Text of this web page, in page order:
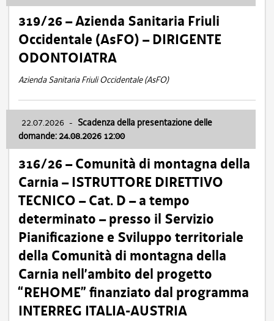
319/26 – Azienda Sanitaria Friuli
Occidentale (AsFO) – DIRIGENTE
ODONTOIATRA
Azienda Sanitaria Friuli Occidentale (AsFO)
22.07.2026 - Scadenza della presentazione delle
domande: 24.08.2026 12:00
316/26 – Comunità di montagna della
Carnia – ISTRUTTORE DIRETTIVO
TECNICO – Cat. D – a tempo
determinato – presso il Servizio
Pianificazione e Sviluppo territoriale
della Comunità di montagna della
Carnia nell’ambito del progetto
“REHOME” finanziato dal programma
INTERREG ITALIA-AUSTRIA